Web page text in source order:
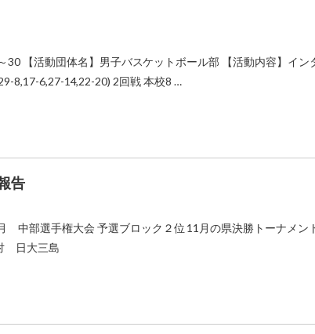
30 【活動団体名】男子バスケットボール部 【活動内容】イン
8,17-6,27-14,22-20) 2回戦 本校8 …
告
中部選手権大会 予選ブロック２位 11月の県決勝トーナメン
日大三島